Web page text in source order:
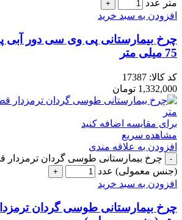
متر عدد
افزودن به سبد خرید
چرخ بیمارستانی پی وی سی دور آبی
75 میلی متر
کد کالا: 17387
1,332,000 تومان
برای مقایسه اضافه کنید
مشاهده سریع
افزودن به علاقه مندی
(جنس معمولی) عدد
افزودن به سبد خرید